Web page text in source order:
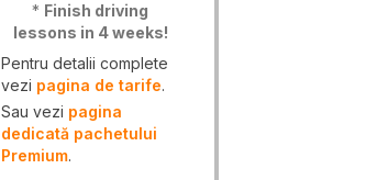
* Finish driving
lessons in 4 weeks!
Pentru detalii complete
vezi pagina de tarife.
Sau vezi pagina
dedicată pachetului
Premium.